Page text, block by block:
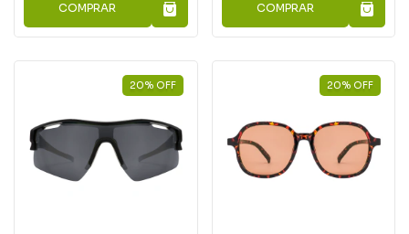
COMPRAR COMPRAR
20% OFF 20% OFF